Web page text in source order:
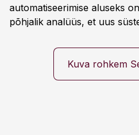
automatiseerimise aluseks
põhjalik analüüs, et uus
tööjõuvajadust ning oleks
tulevasteks arenguteks.
enamasti oodatud tulemust
Kuva rohkem